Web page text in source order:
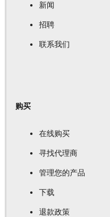
新闻
招聘
联系我们
购买
在线购买
寻找代理商
管理您的产品
下载
退款政策